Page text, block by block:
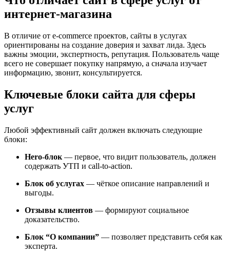
интернет-магазина
В отличие от e-commerce проектов, сайты в услугах
ориентированы на создание доверия и захват лида. Здесь
важны эмоции, экспертность, репутация. Пользователь чаще
всего не совершает покупку напрямую, а сначала изучает
информацию, звонит, консультируется.
Ключевые блоки сайта для сферы
услуг
Любой эффективный сайт должен включать следующие
блоки:
Hero-блок — первое, что видит пользователь, должен
содержать УТП и call-to-action.
Блок об услугах — чёткое описание направлений и
выгоды.
Отзывы клиентов — формируют социальное
доказательство.
Блок “О компании” — позволяет представить себя как
эксперта.